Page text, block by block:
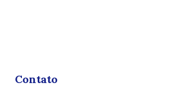
Contato